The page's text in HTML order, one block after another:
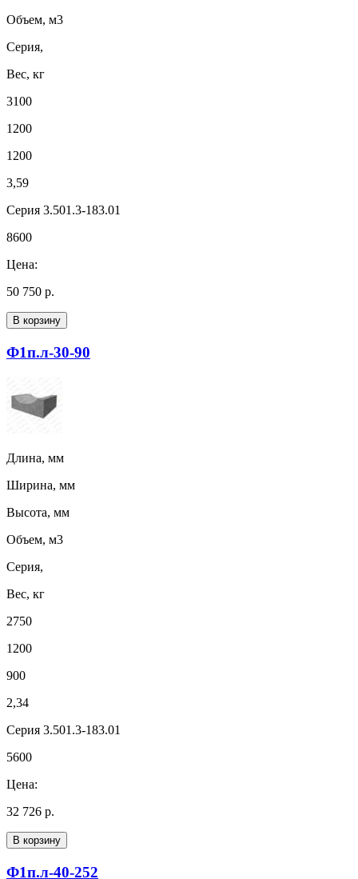
Объем, м3
Серия,
Вес, кг
3100
1200
1200
3,59
Серия 3.501.3-183.01
8600
Цена:
50 750 р.
В корзину
Ф1п.л-30-90
Длина, мм
Ширина, мм
Высота, мм
Объем, м3
Серия,
Вес, кг
2750
1200
900
2,34
Серия 3.501.3-183.01
5600
Цена:
32 726 р.
В корзину
Ф1п.л-40-252